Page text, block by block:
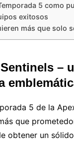
5 como
exitosos
más que solo
–
5 de la
que
obtener un